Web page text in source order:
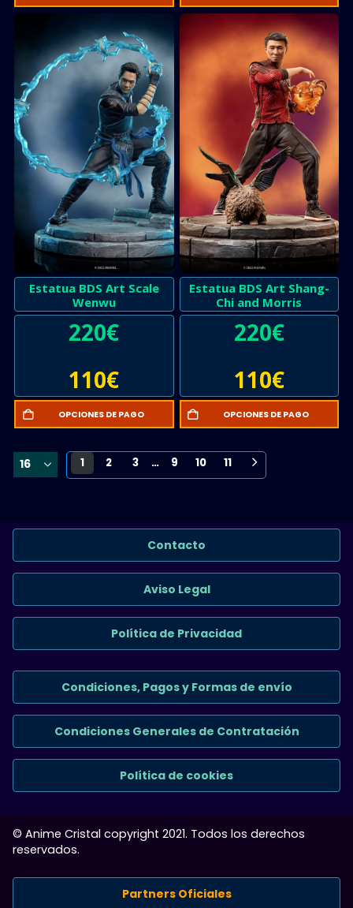
Estatua BDS Art Scale
Wenwu
220€
110€
OPCIONES DE PAGO
Estatua BDS Art Shang-
Chi and Morris
220€
110€
OPCIONES DE PAGO
1 2 3 … 9 10 11
Contacto
Aviso Legal
Política de Privacidad
Condiciones, Pagos y Formas de envío
Condiciones Generales de Contratación
Política de cookies
© Anime Cristal copyright 2021. Todos los derechos
reservados.
Partners Oficiales